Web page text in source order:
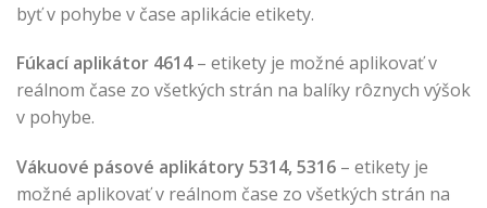
byť v pohybe v čase aplikácie etikety.
Fúkací aplikátor 4614– etikety je možné aplikovať v
reálnom čase zo všetkých strán na balíky rôznych výšok
v pohybe.
Vákuové pásové aplikátory 5314, 5316 – etikety je
možné aplikovať v reálnom čase zo všetkých strán na